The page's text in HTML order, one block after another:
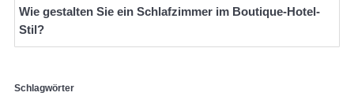
Wie gestalten Sie ein Schlafzimmer im Boutique-Hotel-
Stil?
Schlagwörter